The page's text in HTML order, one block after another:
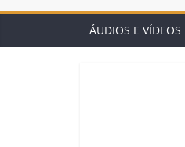
ÁUDIOS E VÍDEOS